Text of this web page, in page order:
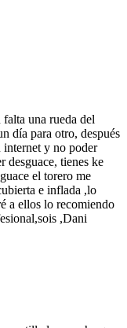
una rueda del
día para otro, después
internet y no poder
desguace, tienes ke
el torero me
e inflada ,lo
a ellos lo recomiendo
,Dani